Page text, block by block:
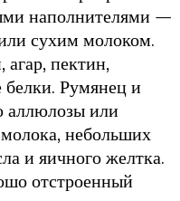
наполнителями —
сухим молоком.
пектин,
белки. Румянец и
аллюлозы или
небольших
и яичного желтка.
отстроенный